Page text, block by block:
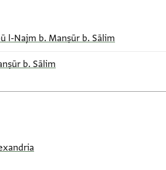
l-Najm b. Manṣūr b. Sālim
b. Sālim